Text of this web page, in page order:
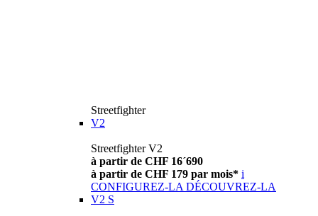
Streetfighter
V2
Streetfighter V2
à partir de CHF 16´690
à partir de CHF 179 par mois* i
CONFIGUREZ-LA DÉCOUVREZ-LA
V2 S